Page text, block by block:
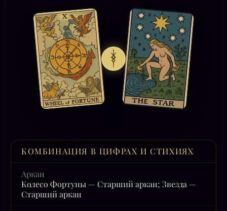
КОМБИНАЦИЯ В ЦИФРАХ И СТИХИЯХ
Аркан
Колесо Фортуны — Старший аркан; Звезда —
Старший аркан